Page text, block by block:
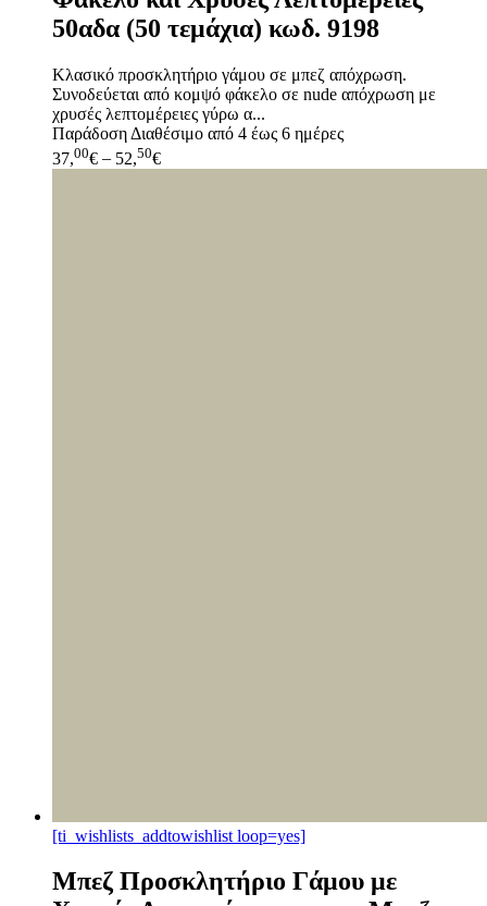
50αδα (50 τεμάχια) κωδ. 9198
Κλασικό προσκλητήριο γάμου σε μπεζ απόχρωση.
Συνοδεύεται από κομψό φάκελο σε nude απόχρωση με
χρυσές λεπτομέρειες γύρω α...
Παράδοση Διαθέσιμο από 4 έως 6 ημέρες
37,00€ – 52,50€
[ti_wishlists_addtowishlist loop=yes]
Μπεζ Προσκλητήριο Γάμου με